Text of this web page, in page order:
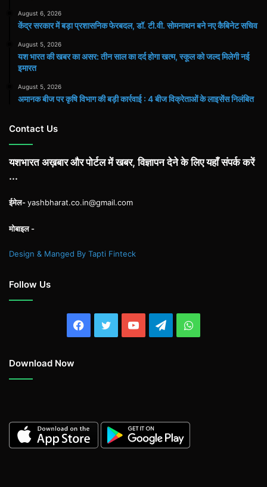
August 6, 2026
केंद्र सरकार में बड़ा प्रशासनिक फेरबदल, डॉ. टी.वी. सोमनाथन बने नए कैबिनेट सचिव
August 5, 2026
यश भारत की खबर का असर: तीन साल का दर्द होगा खत्म, स्कूल को जल्द मिलेगी नई
इमारत
August 5, 2026
अमानक बीज पर कृषि विभाग की बड़ी कार्रवाई : 4 बीज विक्रेताओं के लाइसेंस निलंबित
Contact Us
यशभारत अख़बार और पोर्टल में खबर, विज्ञापन देने के लिए यहाँ संपर्क करें
...
ईमेल-yashbharat.co.in@gmail.com
मोबाइल -
Design & Manged By Tapti Finteck
Follow Us
Facebook
TwitterYouTubeTelegramWhatsApp
Download Now